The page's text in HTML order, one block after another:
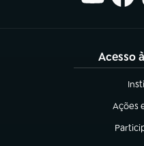
Acesso
Ações
(abre
(abre